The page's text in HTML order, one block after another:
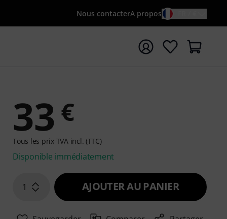
Nous contacterA propos
la recherche avec le terme de recherche
33 €
Tous les prix TVA incl. (TTC)
Disponible immédiatement
1 AJOUTER AU PANIER